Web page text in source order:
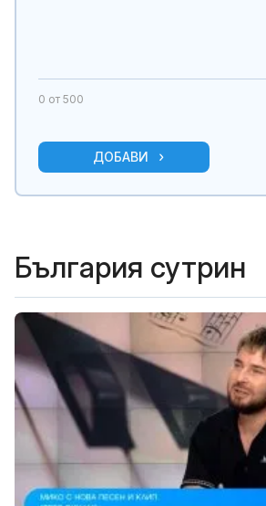
0 от 500
ДОБАВИ
България сутрин